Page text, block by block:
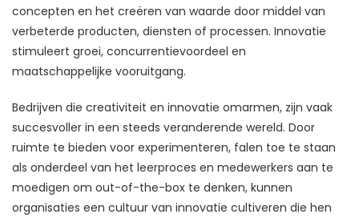
concepten en het creëren van waarde door middel van
verbeterde producten, diensten of processen. Innovatie
stimuleert groei, concurrentievoordeel en
maatschappelijke vooruitgang.
Bedrijven die creativiteit en innovatie omarmen, zijn vaak
succesvoller in een steeds veranderende wereld. Door
ruimte te bieden voor experimenteren, falen toe te staan
als onderdeel van het leerproces en medewerkers aan te
moedigen om out-of-the-box te denken, kunnen
organisaties een cultuur van innovatie cultiveren die hen